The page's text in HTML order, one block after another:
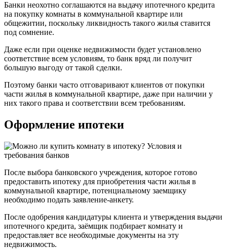
Банки неохотно соглашаются на выдачу ипотечного кредита
на покупку комнаты в коммунальной квартире или
общежитии, поскольку ликвидность такого жилья ставится
под сомнение.
Даже если при оценке недвижимости будет установлено
соответствие всем условиям, то банк вряд ли получит
большую выгоду от такой сделки.
Поэтому банки часто отговаривают клиентов от покупки
части жилья в коммунальной квартире, даже при наличии у
них такого права и соответствии всем требованиям.
Оформление ипотеки
После выбора банковского учреждения, которое готово
предоставить ипотеку для приобретения части жилья в
коммунальной квартире, потенциальному заемщику
необходимо подать заявление-анкету.
После одобрения кандидатуры клиента и утверждения выдачи
ипотечного кредита, заёмщик подбирает комнату и
предоставляет все необходимые документы на эту
недвижимость.